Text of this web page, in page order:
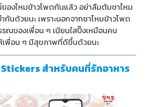
องไหมข้าวโพดกันแล้ว อย่าลืมต้มชาไหม
กันด้วยนะ เพราะนอกจากชาไหมข้าวโพด
ณของเพื่อน ๆ เนียนใสปิ๊งเหมือนคน
เพื่อน ๆ มีสุขภาพที่ดีขึ้นด้วยนะ
Stickers สำหรับคนที่รักอาหาร